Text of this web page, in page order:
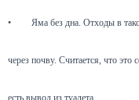
• Яма без дна. Отходы в
через почву. Считается, что это
есть вывод из туалета.